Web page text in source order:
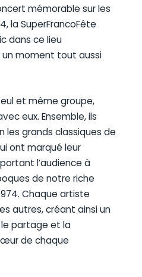
mémorable sur les
la SuperFrancoFête
dans ce lieu
moment tout aussi
et même groupe,
eux. Ensemble, ils
grands classiques de
ont marqué leur
l’audience à
de notre riche
Chaque artiste
autres, créant ainsi un
partage et la
de chaque